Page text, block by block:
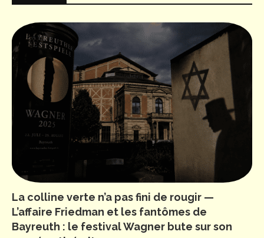
La colline verte n’a pas fini de rougir —
L’affaire Friedman et les fantômes de
Bayreuth : le festival Wagner bute sur son